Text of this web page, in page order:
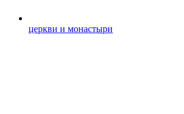
церкви и монастыри